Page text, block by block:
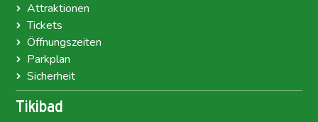
Attraktionen
Tickets
Öffnungszeiten
Parkplan
Sicherheit
Tikibad